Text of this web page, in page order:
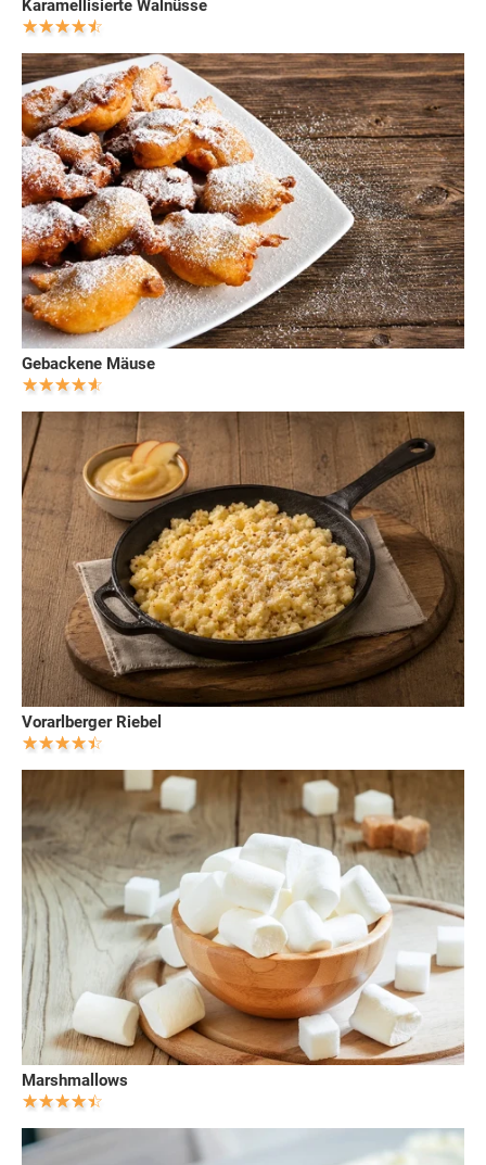
Karamellisierte Walnüsse
Gebackene Mäuse
Vorarlberger Riebel
Marshmallows